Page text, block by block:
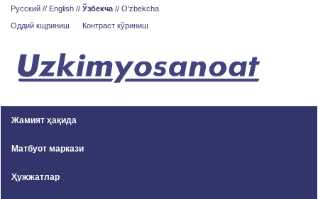
Русский // English // Ўзбекча // O'zbekcha
Оддий кщриниш
Контраст кўриниш
Жамият ҳақида
Матбуот маркази
Ҳужжатлар